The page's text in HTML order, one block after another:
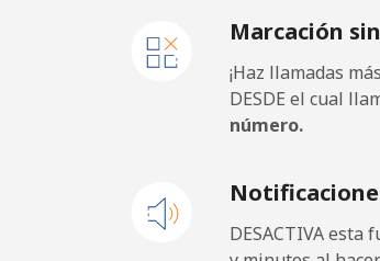
Celular
San
Celular
Marcación
¡Haz llamadas
DESDE el cual
número.
DESACTIVA